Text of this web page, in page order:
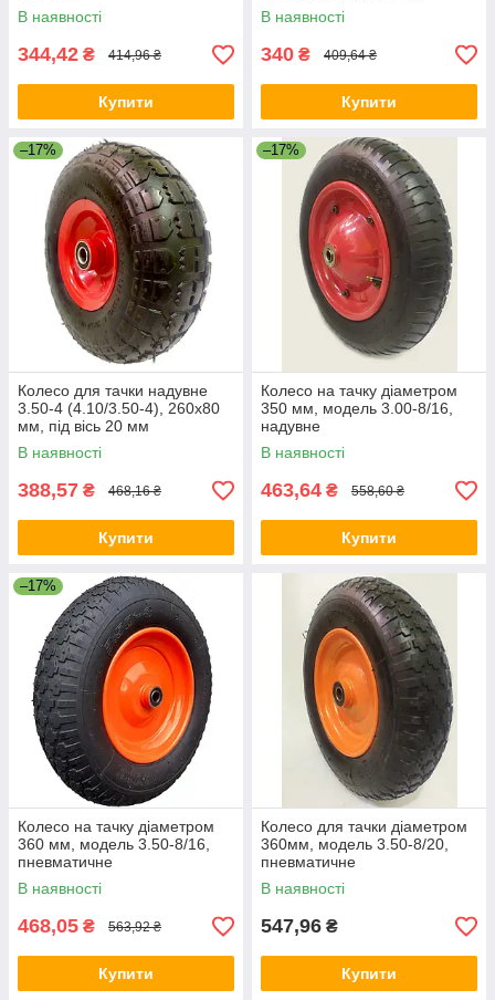
В наявності
344,42 ₴ 414,96 ₴
Купити
В наявності
340 ₴ 409,64 ₴
Купити
–17%
Колесо для тачки надувне
3.50-4 (4.10/3.50-4), 260х80
мм, під вісь 20 мм
В наявності
388,57 ₴ 468,16 ₴
Купити
–17%
Колесо на тачку діаметром
350 мм, модель 3.00-8/16,
надувне
В наявності
463,64 ₴ 558,60 ₴
Купити
–17%
Колесо на тачку діаметром
360 мм, модель 3.50-8/16,
пневматичне
В наявності
468,05 ₴ 563,92 ₴
Купити
Колесо для тачки діаметром
360мм, модель 3.50-8/20,
пневматичне
В наявності
547,96 ₴
Купити